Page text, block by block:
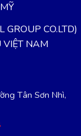
GROUP CO.LTD)
NAM
Tân Sơn Nhì,